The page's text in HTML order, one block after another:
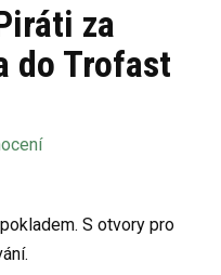
za
do Trofast
S otvory pro